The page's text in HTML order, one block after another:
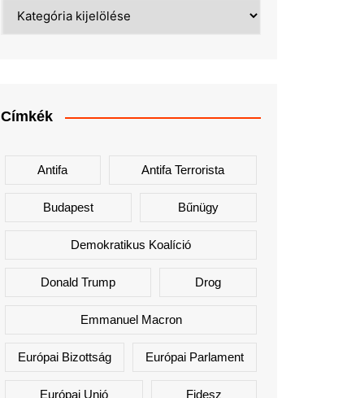
Címkék
Antifa Antifa Terrorista
Budapest Bűnügy
Demokratikus Koalíció
Donald Trump Drog
Emmanuel Macron
Európai Bizottság Európai Parlament
Európai Unió Fidesz